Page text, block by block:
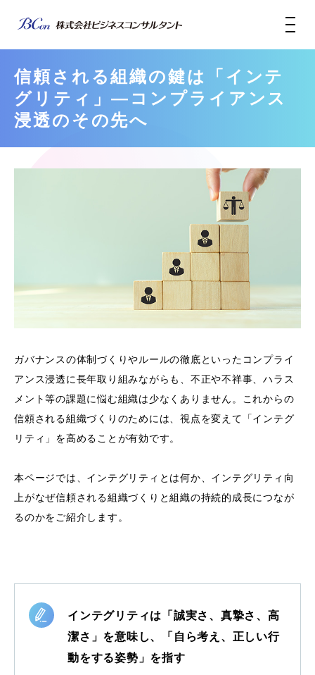
信頼される組織の鍵は「インテ
グリティ」―コンプライアンス
浸透のその先へ
ガバナンスの体制づくりやルールの徹底といったコンプライ
アンス浸透に長年取り組みながらも、不正や不祥事、ハラス
メント等の課題に悩む組織は少なくありません。これからの
信頼される組織づくりのためには、視点を変えて「インテグ
リティ」を高めることが有効です。
本ページでは、インテグリティとは何か、インテグリティ向
上がなぜ信頼される組織づくりと組織の持続的成長につなが
るのかをご紹介します。
インテグリティは「誠実さ、真摯さ、高
潔さ」を意味し、「自ら考え、正しい行
動をする姿勢」を指す